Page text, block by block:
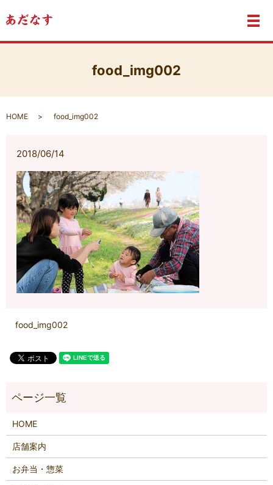
メ
food_img002
HOME food_img002
2018/06/14
food_img002
HOME
店舗案内
お弁当・惣菜